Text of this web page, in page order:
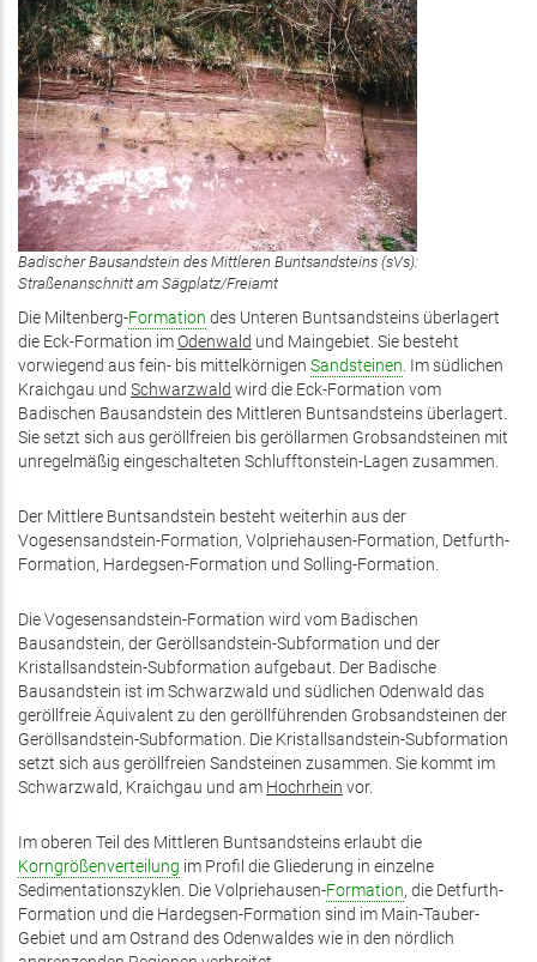
Badischer Bausandstein des Mittleren Buntsandsteins (sVs):
Straßenanschnitt am Sägplatz/Freiamt
Die Miltenberg-Formation des Unteren Buntsandsteins überlagert
die Eck-Formation imOdenwald und Maingebiet. Sie besteht
vorwiegend aus fein- bis mittelkörnigen Sandsteinen. Im südlichen
Kraichgau und Schwarzwald wird die Eck-Formation vom
Badischen Bausandstein des Mittleren Buntsandsteins überlagert.
Sie setzt sich aus geröllfreien bis geröllarmen Grobsandsteinen mit
unregelmäßig eingeschalteten Schlufftonstein-Lagen zusammen.
Der Mittlere Buntsandstein besteht weiterhin aus der
Vogesensandstein-Formation, Volpriehausen-Formation, Detfurth-
Formation, Hardegsen-Formation und Solling-Formation.
Die Vogesensandstein-Formation wird vom Badischen
Bausandstein, der Geröllsandstein-Subformation und der
Kristallsandstein-Subformation aufgebaut. Der Badische
Bausandstein ist im Schwarzwald und südlichen Odenwald das
geröllfreie Äquivalent zu den geröllführenden Grobsandsteinen der
Geröllsandstein-Subformation. Die Kristallsandstein-Subformation
setzt sich aus geröllfreien Sandsteinen zusammen. Sie kommt im
Schwarzwald, Kraichgau und am Hochrhein vor.
Im oberen Teil des Mittleren Buntsandsteins erlaubt die
Korngrößenverteilung im Profil die Gliederung in einzelne
Sedimentationszyklen. Die Volpriehausen-Formation, die Detfurth-
Formation und die Hardegsen-Formation sind im Main-Tauber-
Gebiet und am Ostrand des Odenwaldes wie in den nördlich